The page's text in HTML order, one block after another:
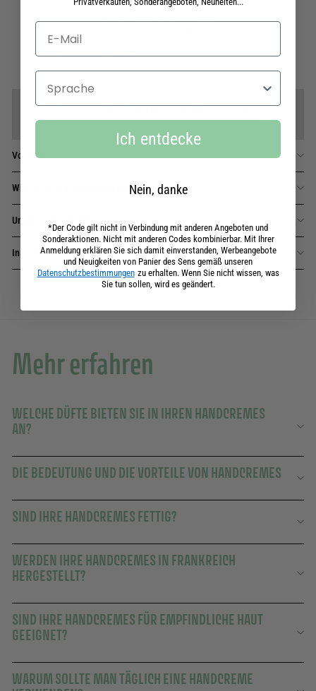
Sammeln Sie {loyalty_points} Treuepunkte
Anmelden oder registrieren
Vorteile
Wie benutzt man diese Handcreme?
Unsere engagements
Inhaltsstoffe
Mehr erfahren
WELCHE DÜFTE BIETEN SIE IN IHREN HANDCREMES
AN?
DIE BEDEUTUNG UND DIE VORTEILE VON HANDCREMES
SIND IHRE HANDCREMES FETTIG?
WERDEN IHRE HANDCREMES IN FRANKREICH
HERGESTELLT?
SIND IHRE HANDCREMES FÜR EMPFINDLICHE HAUT
GEEIGNET?
WARUM SOLLTE MAN TÄGLICH EINE HANDCREME
Sprache
Ich entdecke
Nein, danke
*Der Code gilt nicht in Verbindung mit anderen Angeboten und
Sonderaktionen. Nicht mit anderen Codes kombinierbar. Mit Ihrer
Anmeldung erklären Sie sich damit einverstanden, Werbeangebote
und Neuigkeiten von Panier des Sens gemäß unseren
Datenschutzbestimmungen zu erhalten. Wenn Sie nicht wissen, was
Sie tun sollen, wird es geändert.